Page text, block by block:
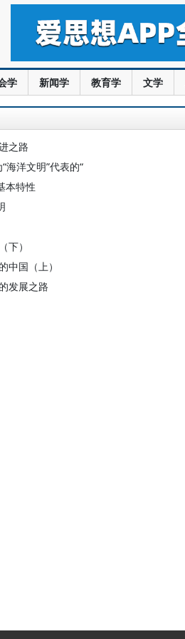
学 新闻学 教育学 文学
之路
洋文明”代表的“
本特性
下）
中国（上）
发展之路